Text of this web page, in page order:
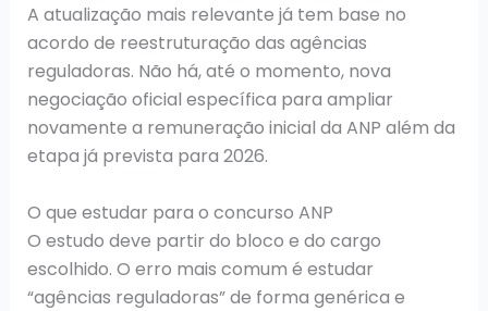
A atualização mais relevante já tem base no
acordo de reestruturação das agências
reguladoras. Não há, até o momento, nova
negociação oficial específica para ampliar
novamente a remuneração inicial da ANP além da
etapa já prevista para 2026.
O que estudar para o concurso ANP
O estudo deve partir do bloco e do cargo
escolhido. O erro mais comum é estudar
“agências reguladoras” de forma genérica e